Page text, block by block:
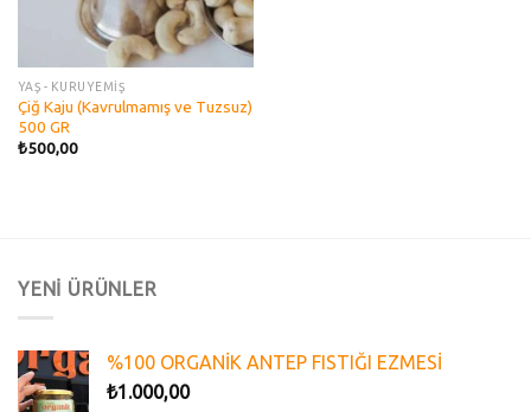
YAŞ - KURUYEMİŞ
Çiğ Kaju (Kavrulmamış ve Tuzsuz)
500 GR
₺500,00
YENİ ÜRÜNLER
%100 ORGANİK ANTEP FISTIĞI EZMESİ
₺1.000,00